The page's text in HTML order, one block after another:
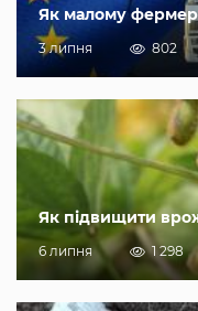
Як малому
3 липня 802
Як підвищити
6 липня 1 298